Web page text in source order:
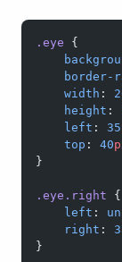
.eye {
border-
    width
:
    height
:
    left
: 35
    top
: 40
}
.eye.right {
    left
:
    right
:
}